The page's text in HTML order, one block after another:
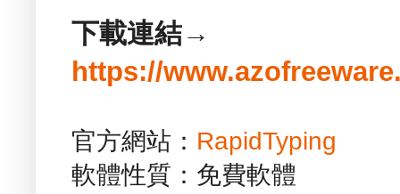
下載連結→
https://
官方網站： RapidTyping
軟體性質：免費軟體